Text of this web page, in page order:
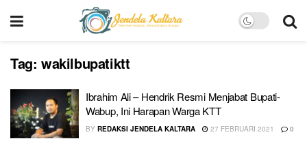
Tag: wakilbupatiktt
Ibrahim Ali – Hendrik Resmi Menjabat Bupati-
Wabup, Ini Harapan Warga KTT
BY REDAKSI JENDELA KALTARA 27 FEBRUARI 2021 0